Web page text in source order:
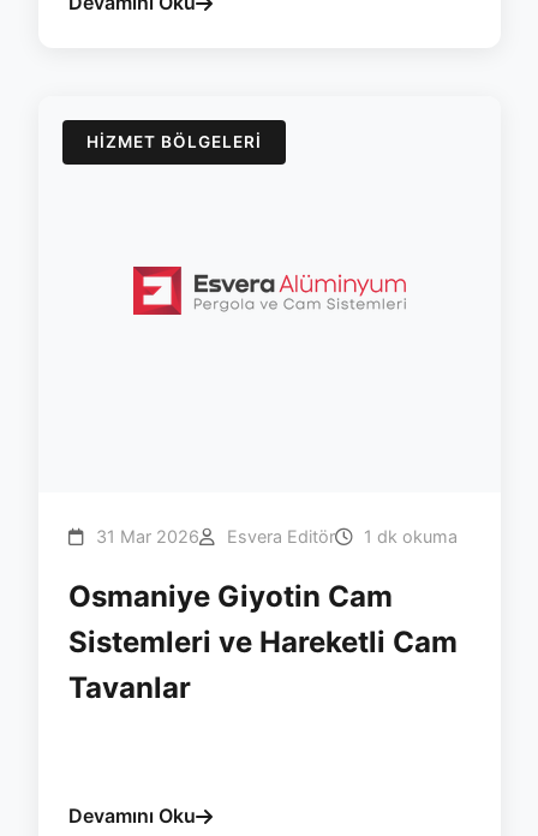
HIZMET BÖLGELERI
31 Mar 2026 Esvera Editör 1 dk okuma
Osmaniye Giyotin Cam
Sistemleri ve Hareketli Cam
Tavanlar
Devamını Oku